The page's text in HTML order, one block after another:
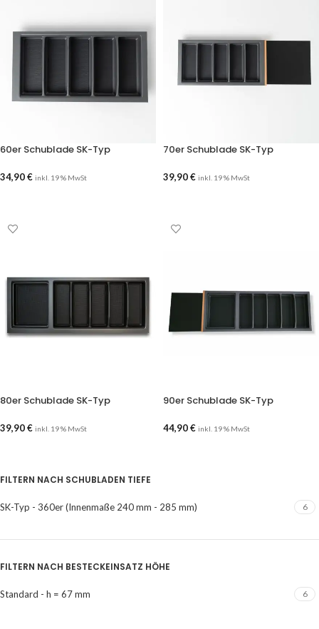
FILTERN NACH SCHUBLADEN TIEFE
SK-Typ - 360er (Innenmaße 240 mm - 285 mm) 6
FILTERN NACH BESTECKEINSATZ HÖHE
Standard - h = 67 mm 6
60er Schublade SK-Typ
34,90€ inkl. 19 % MwSt
70er Schublade SK-Typ
39,90€ inkl. 19 % MwSt
80er Schublade SK-Typ
39,90€ inkl. 19 % MwSt
90er Schublade SK-Typ
44,90€ inkl. 19 % MwSt